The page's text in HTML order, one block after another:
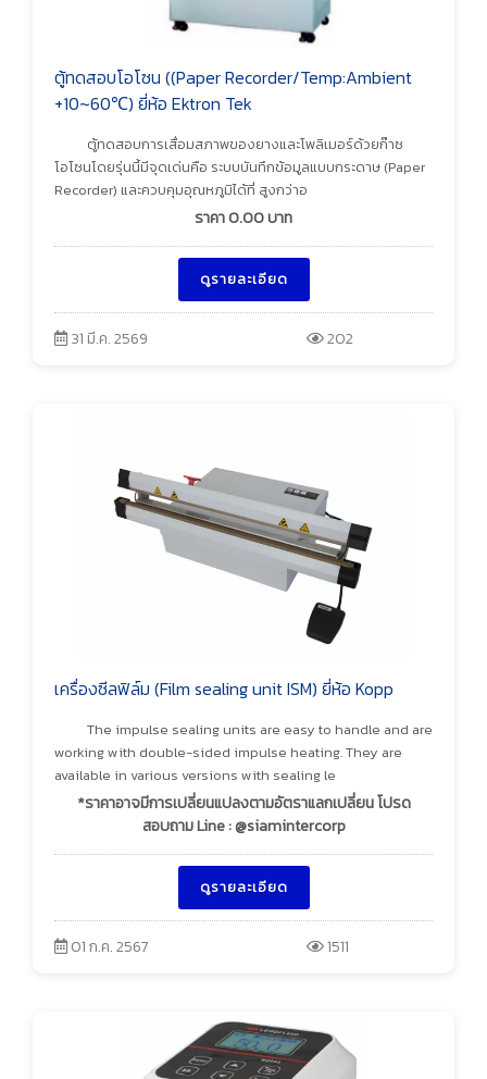
ตู้ทดสอบโอโซน ((Paper Recorder/Temp:Ambient
+10~60℃) ยี่ห้อ Ektron Tek
ตู้ทดสอบการเสื่อมสภาพของยางและโพลิเมอร์ด้วยก๊าซ
โอโซนโดยรุ่นนี้มีจุดเด่นคือ ระบบบันทึกข้อมูลแบบกระดาษ (Paper
Recorder) และควบคุมอุณหภูมิได้ที่ สูงกว่าอ
ราคา0.00บาท
ดูรายละเอียด
31 มี.ค. 2569 202
เครื่องซีลฟิล์ม (Film sealing unit ISM) ยี่ห้อ Kopp
The impulse sealing units are easy to handle and are
working with double-sided impulse heating. They are
available in various versions with sealing le
*ราคาอาจมีการเปลี่ยนแปลงตามอัตราแลกเปลี่ยน โปรด
สอบถาม Line : @siamintercorp
ดูรายละเอียด
01 ก.ค. 2567 1511